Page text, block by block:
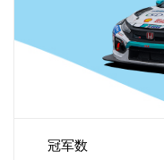
冠军数